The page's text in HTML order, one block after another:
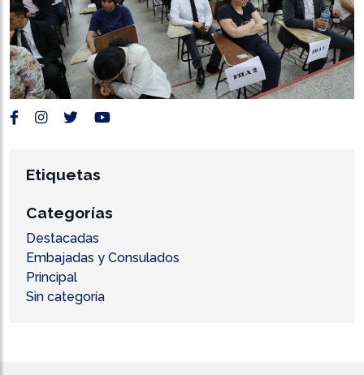
Etiquetas
Categorías
Destacadas
Embajadas y Consulados
Principal
Sin categoría